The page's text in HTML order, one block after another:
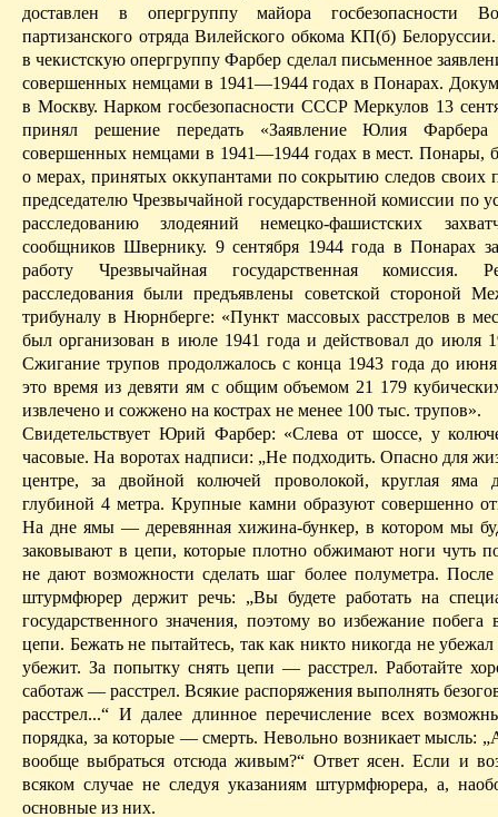
доставлен в опергруппу майора госбезопасности
партизанского отрядаВилейского обкома КП(б)
в чекистскую опергруппу Фарбер сделал письменное
совершенных немцами в 1941—1944 годах в Понарах.
в Москву. Нарком госбезопасности СССР Меркулов 13
принял решение передать «Заявление Юлия Фарбера
совершенных немцами в 1941—1944 годах в мест.Понары,
о мерах, принятых оккупантами по сокрытию следов своих
председателю Чрезвычайной государственной комиссии по
расследованию злодеяний немецко-фашистских
сообщниковШвернику. 9 сентября 1944 года вПонарах
работу Чрезвычайная государственная комиссия.
расследования были предъявлены советской стороной
трибуналу в Нюрнберге: «Пункт массовых расстрелов в
был организован в июле 1941 года и действовал до июля
Сжигание трупов продолжалось с конца 1943 года до
это время из девяти ям с общим объемом 21 179
извлечено и сожжено на кострах не менее 100 тыс. трупов».
Свидетельствует Юрий Фарбер: «Слева от шоссе, у
часовые. На воротах надписи: „Не подходить. Опасно для
центре, за двойной колючей проволокой, круглая яма
глубиной 4 метра. Крупные камни образуют совершенно
На дне ямы — деревянная хижина-бункер, в котором мы
заковывают в цепи, которые плотно обжимают ноги чуть
не дают возможности сделать шаг более полуметра.
штурмфюрер держит речь: „Вы будете работать на
государственного значения, поэтому во избежание
цепи. Бежать не пытайтесь, так как никто никогда не
убежит. За попытку снять цепи — расстрел. Работайте
саботаж — расстрел. Всякие распоряжения выполнять
расстрел...“ И далее длинное перечисление всех
порядка, за которые — смерть. Невольно возникает мысль:
вообще выбраться отсюда живым?“ Ответ ясен. Если и
всяком случае не следуя указаниям штурмфюрера, а,
основные из них.